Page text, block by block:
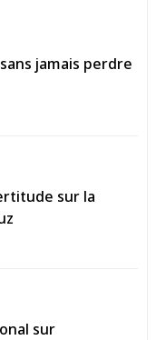
jamais perdre
sur la
sur